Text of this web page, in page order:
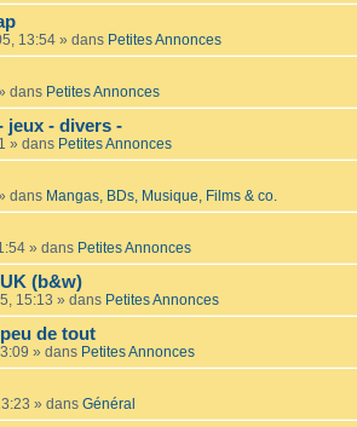
13:54 » dans Petites Annonces
dans Petites Annonces
jeux - divers -
» dans Petites Annonces
dans Mangas, BDs, Musique, Films & co.
» dans Petites Annonces
(b&w)
15:13 » dans Petites Annonces
de tout
» dans Petites Annonces
» dans Général